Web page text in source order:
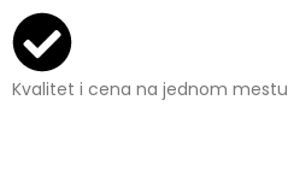
Kvalitet i cena na jednom mestu